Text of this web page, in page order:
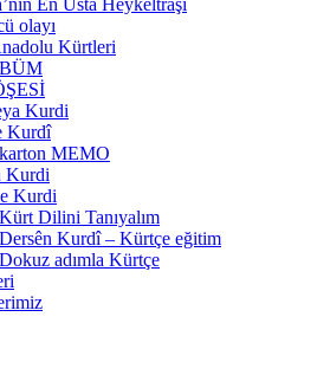
En Usta Heykeltraşı
olayı
Kürtleri
Kurdi
Kurdî
MEMO
Kurdi
Kurdi
Kürt Dilini Tanıyalım
Dersên Kurdî – Kürtçe eğitim
Dokuz adımla Kürtçe